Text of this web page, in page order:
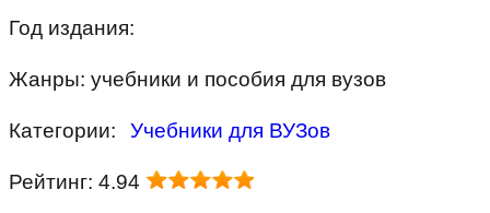
Год издания:
Жанры: учебники и пособия для вузов
Категории: Учебники для ВУЗов
Рейтинг: 4.94